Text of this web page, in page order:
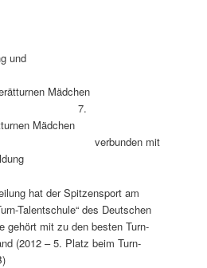
und
Mädchen
7.
Mädchen
verbunden mit
hat der Spitzensport am
Talentschule“ des Deutschen
gehört mit zu den besten Turn-
(2012 – 5. Platz beim Turn-